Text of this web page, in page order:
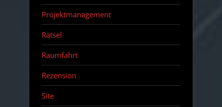
Projektmanagement
Rätsel
Raumfahrt
Rezension
Site